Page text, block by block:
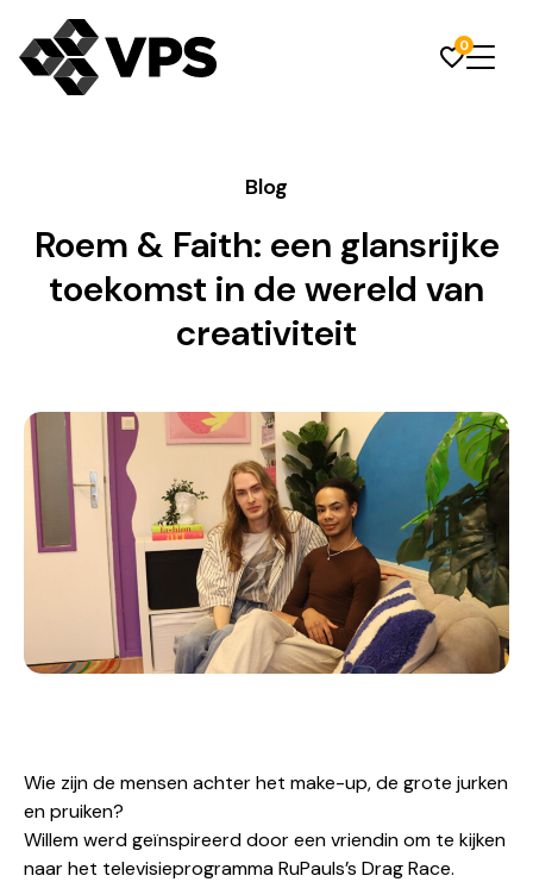
0
Blog
Roem & Faith: een glansrijke
toekomst in de wereld van
creativiteit
Wie zijn de mensen achter het make-up, de grote jurken
en pruiken?
Willem werd geïnspireerd door een vriendin om te kijken
naar het televisieprogramma RuPauls’s Drag Race.